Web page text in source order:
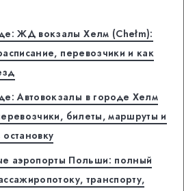
ЖД вокзалы Хелм (Chełm):
перевозчики и как
Автовокзалы в городе Хелм
билеты, маршруты и
аэропорты Польши: полный
транспорту,